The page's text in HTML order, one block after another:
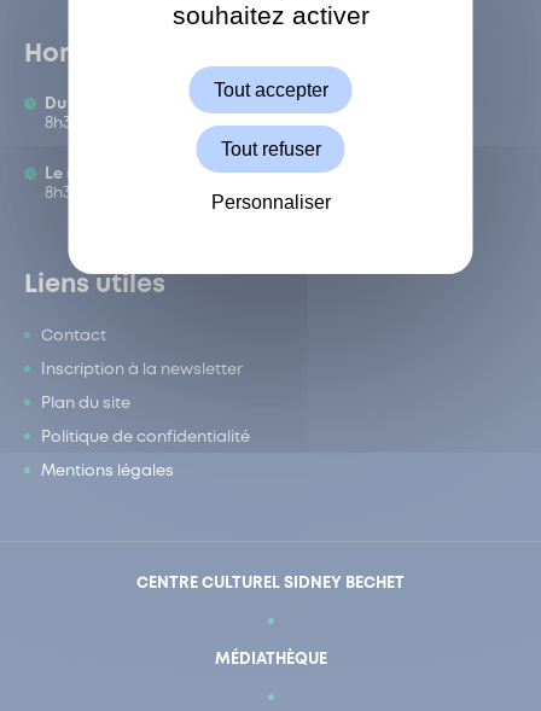
Horaires
Du lundi au vendredi :
8h30-12h/13h-17h
Le samedi :
8h30-12h
Liens utiles
Contact
Inscription à la newsletter
Plan du site
Politique de confidentialité
Mentions légales
CENTRE CULTUREL SIDNEY BECHET
MÉDIATHÈQUE
ShareThis est désactivé.
souhaitez activer
Tout accepter
Tout refuser
Personnaliser